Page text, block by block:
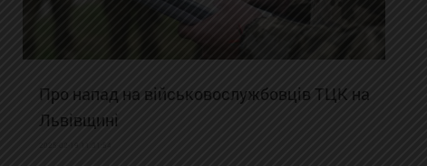
Про напад на військовослужбовців ТЦК на
Львівщині